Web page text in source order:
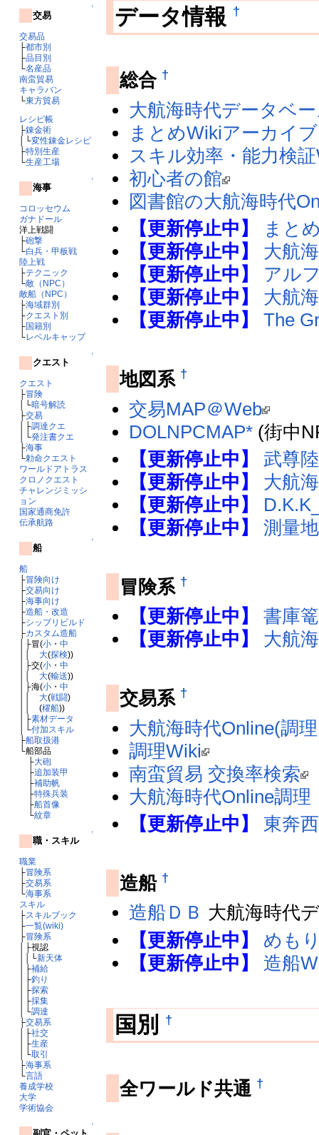
↑
交易
交易品
├都市別
├品目別
└名産品
南蛮貿易
キャラバン
└東方貿易
レシピ帳
├錬金術
│└変性錬金レシピ
├特別生産
└生産工場
↑
海事
コロッセウム
ガナドール
洋上戦闘
├砲撃
└白兵・甲板戦
陸上戦
├テクニック
└敵（NPC）
敵船（NPC）
├海域群別
├クエスト別
├国籍別
└レベルキャップ
↑
クエスト
クエスト
├冒険
│└暗号解読
├交易
│├調達クエ
│└発注書クエ
├海事
└勅命クエスト
ワールドアトラス
クロノクエスト
チャレンジミッシ
ョン
国家通商免許
伝承航路
↑
船
船
├冒険向け
├交易向け
├海事向け
├造船・改造
├シップリビルド
├カスタム造船
│├冒(小・ 中
大(探検))
│├交(小・ 中
大(輸送))
│├海(小・ 中
大(戦闘)
││ (櫂船))
│├素材データ
│└付加スキル
├船取扱港
└船部品
├大砲
├追加装甲
├補助帆
├特殊兵装
├船首像
└紋章
↑
職・スキル
職業
├冒険系
├交易系
└海事系
スキル
├スキルブック
├一覧(wiki)
├冒険系
│├視認
││└新天体
│├補給
│├釣り
│├探索
│├採集
│└調達
├交易系
│├社交
│├生産
│└取引
├海事系
└言語
養成学校
大学
学術協会
↑
データ情報 †
総合 †
大航海時代データベ
まとめWikiアーカイ
スキル効率・能力検
初心者の館
図書館の大航海時代
【更新停止中】
まと
【更新停止中】
大航
【更新停止中】
アル
【更新停止中】
大航
【更新停止中】
The
地図系 †
交易MAP＠Web
DOLNPCMAP* (街中
【更新停止中】
武尊
【更新停止中】
大航
【更新停止中】
【更新停止中】
測量
冒険系 †
【更新停止中】
書庫
【更新停止中】
大航
交易系 †
大航海時代Online(調
調理Wiki
南蛮貿易 交換率検索
大航海時代Online調
【更新停止中】
東奔
造船 †
造船ＤＢ 大航海時代
【更新停止中】
めも
【更新停止中】
造船
国別 †
全ワールド共通 †